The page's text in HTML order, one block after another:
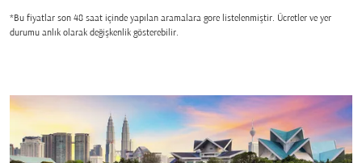
*Bu fiyatlar son 48 saat içinde yapılan aramalara gore listelenmiştir. Ücretler ve yer
durumu anlık olarak değişkenlik gösterebilir.